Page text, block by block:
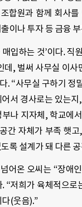
합원과 함께 회사
이나 투자 등 금융
입하는 것’이다.
데, 벌써 사무실 이
. “사무실 구하기
서 경사로는 있는
나 지자체, 학교에
간 자체가 부족 햇
록 설계가 돼 다른
어온 오씨는 “장애
“저희가 육체적으
다(웃음).”